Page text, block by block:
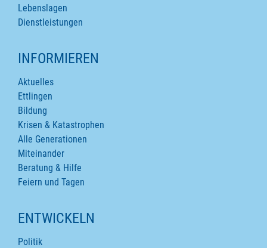
Lebenslagen
Dienstleistungen
INFORMIEREN
Aktuelles
Ettlingen
Bildung
Krisen & Katastrophen
Alle Generationen
Miteinander
Beratung & Hilfe
Feiern und Tagen
ENTWICKELN
Politik